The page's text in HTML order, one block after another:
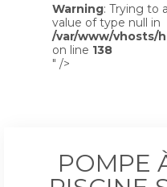
Warning: Trying to
value of type null in
/var/www/vhosts/
on line 138
" />
POMPE